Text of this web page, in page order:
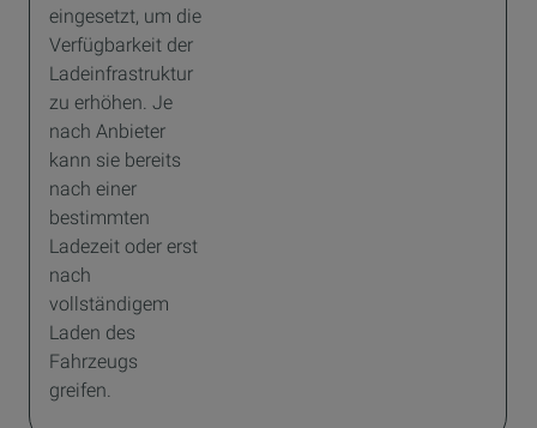
eingesetzt, um die
Verfügbarkeit der
Ladeinfrastruktur
zu erhöhen. Je
nach Anbieter
kann sie bereits
nach einer
bestimmten
Ladezeit oder erst
nach
vollständigem
Laden des
Fahrzeugs
greifen.